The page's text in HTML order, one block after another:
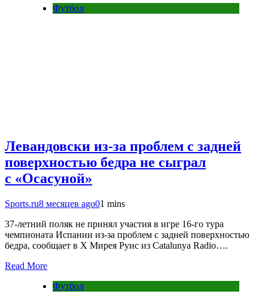
Футбол
Левандовски из-за проблем с задней
поверхностью бедра не сыграл
с «Осасуной»
Sports.ru8 месяцев ago01 mins
37-летний поляк не принял участия в игре 16-го тура
чемпионата Испании из-за проблем с задней поверхностью
бедра, сообщает в X Мирея Руис из Catalunya Radio….
Read More
Футбол